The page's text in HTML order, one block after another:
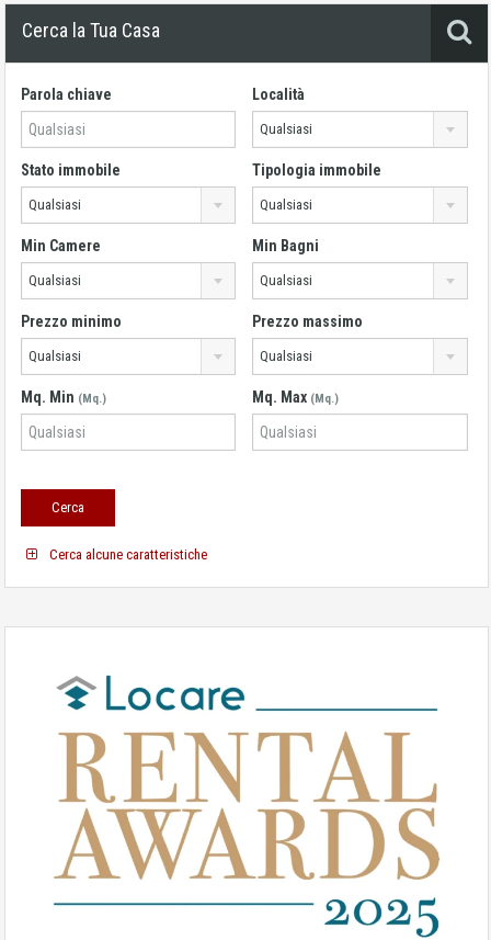
Cerca la Tua Casa
Parola chiave Località
Qualsiasi
Stato immobile
Qualsiasi
Tipologia immobile
Qualsiasi
Min Camere
Qualsiasi
Min Bagni
Qualsiasi
Prezzo minimo
Qualsiasi
Prezzo massimo
Qualsiasi
Mq. Min (Mq.) Mq. Max (Mq.)
Cerca alcune caratteristiche